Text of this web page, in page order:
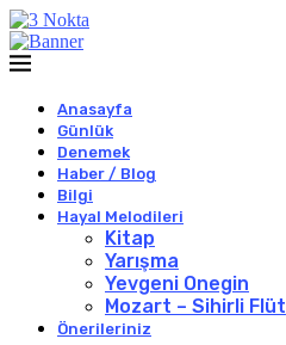
Anasayfa
Günlük
Denemek
Haber / Blog
Bilgi
Hayal Melodileri
Kitap
Yarışma
Yevgeni Onegin
Mozart – Sihirli Flüt
Önerileriniz